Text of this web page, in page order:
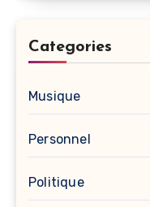
Categories
Musique
Personnel
Politique